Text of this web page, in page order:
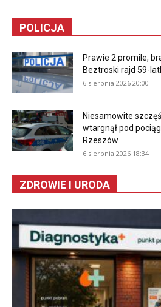
POLICJA
Prawie 2 promile,
Beztroski rajd 59-
6 sierpnia 2026 20:00
Niesamowite
wtargnął pod
Rzeszów
6 sierpnia 2026 18:34
ZDROWIE I URODA